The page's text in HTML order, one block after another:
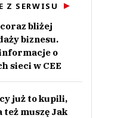
Z SERWISU
bliżej
biznesu.
o
sieci w CEE
już to kupili,
też muszę Jak